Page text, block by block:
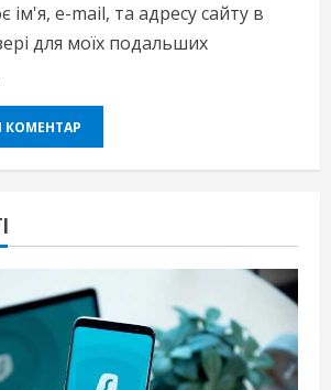
ім'я, e-mail, та адресу сайту в
для моїх подальших